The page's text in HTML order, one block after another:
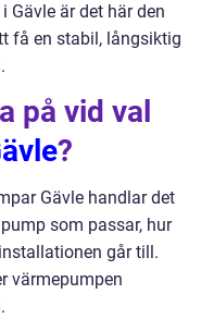
Gävle är det här den
få en stabil, långsiktig
på vid val
?
Gävle handlar det
som passar, hur
går till.
värmepumpen